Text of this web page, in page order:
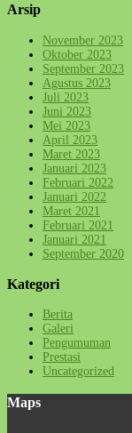
Arsip
November 2023
Oktober 2023
September 2023
Agustus 2023
Juli 2023
Juni 2023
Mei 2023
April 2023
Maret 2023
Januari 2023
Februari 2022
Januari 2022
Maret 2021
Februari 2021
Januari 2021
September 2020
Kategori
Berita
Galeri
Pengumuman
Prestasi
Uncategorized
Maps